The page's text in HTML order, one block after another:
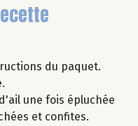
du paquet.
une fois épluchée
et confites.